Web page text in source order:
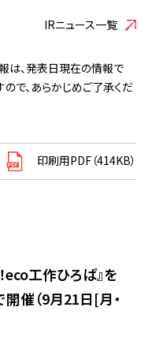
IRニュース一覧
は、発表日現在の情報で
で、あらかじめご了承くだ
印刷用PDF（414KB）
eco工作ひろば』を
催（9月21日[月・